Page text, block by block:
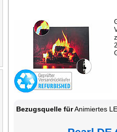
Bezugsquelle fürAnimiertes